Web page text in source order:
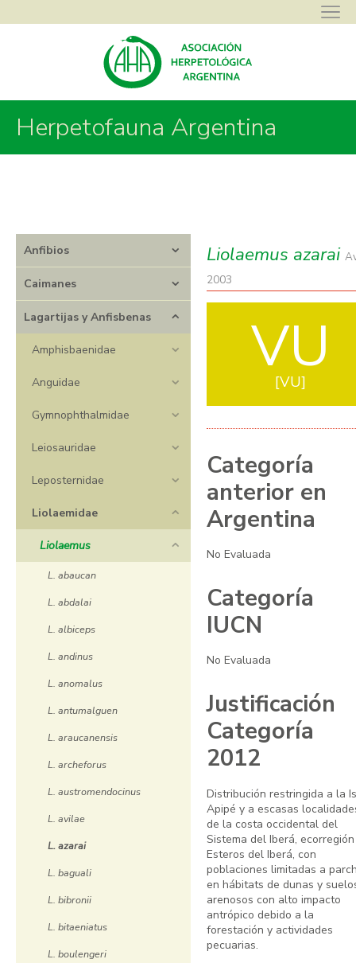
Asociación Herpetológica Argentina Herpetofauna Argentina
Lagartijas y Anfisbenas>Liolaemidae >Liolaemus >Liolaemus azarai
Herpetofauna Argentina
Anfibios
Caimanes
Lagartijas y Anfisbenas
Amphisbaenidae
Anguidae
Gymnophthalmidae
Leiosauridae
Leposternidae
Liolaemidae
Liolaemus
L. abaucan
L. abdalai
L. albiceps
L. andinus
L. anomalus
L. antumalguen
L. araucanensis
L. archeforus
L. austromendocinus
L. avilae
L. azarai
L. baguali
L. bibronii
L. bitaeniatus
L. boulengeri
Liolaemus azarai
2003
VU
VU
Categoría
anterior en
Argentina
No Evaluada
Categoría
IUCN
No Evaluada
Justificación
Categoría
2012
Distribución restringida a la
Apipé y a escasas
de la costa occidental del
Sistema del Iberá, ecorregión
Esteros del Iberá, con
poblaciones limitadas a
en hábitats de dunas y
arenosos con alto impacto
antrópico debido a la
forestación y actividades
pecuarias.